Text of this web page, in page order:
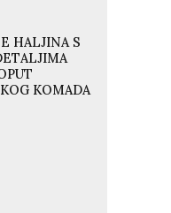
HALJINA S
KOMADA